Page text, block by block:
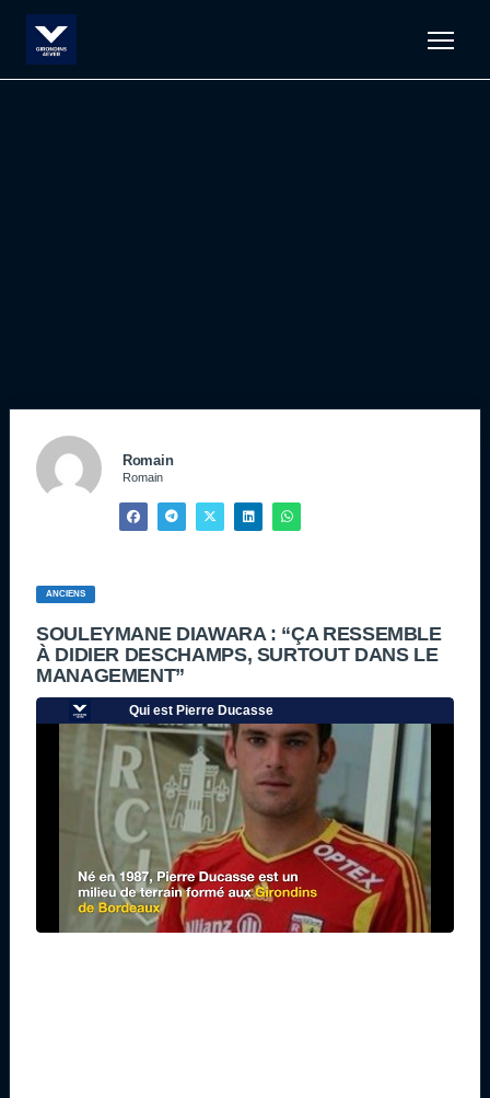
Romain
Romain
ANCIENS
SOULEYMANE DIAWARA : “ÇA RESSEMBLE
À DIDIER DESCHAMPS, SURTOUT DANS LE
MANAGEMENT”